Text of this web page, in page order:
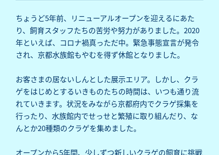
ちょうど5年前、リニューアルオープンを迎えるにあた
り、飼育スタッフたちの苦労や努力がありました。2020
年といえば、コロナ禍真っただ中。緊急事態宣言が発令
され、京都水族館もやむを得ず休館となりました。
お客さまの居ないしんとした展示エリア。しかし、クラ
ゲをはじめとするいきものたちの時間は、いつも通り流
れていきます。状況をみながら京都府内でクラゲ採集を
行ったり、水族館内でせっせと繁殖に取り組んだり、な
んとか20種類のクラゲを集めました。
オープンから5年間、少しずつ新しいクラゲの飼育に挑戦